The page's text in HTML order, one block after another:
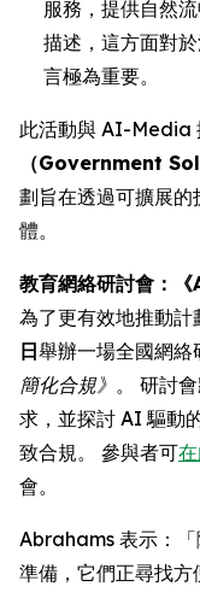
服務，提供自然
描述，這方面對
言極為重要。
此活動與 AI-Media
（Government
劃旨在透過可擴展
體。
教育網絡研討會：
為了更有效地推動
日舉辦一場全國網絡
簡化合規》 。 研討
求，並探討 AI 驅動
致合規。 參與者可
會。
Abrahams 表示：
準備，它們正尋找